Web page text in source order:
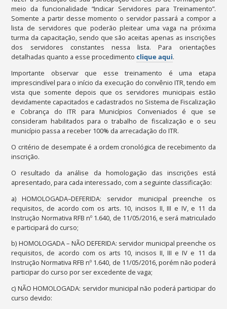
meio da funcionalidade “Indicar Servidores para Treinamento”.
Somente a partir desse momento o servidor passará a compor a
lista de servidores que poderão pleitear uma vaga na próxima
turma da capacitação, sendo que são aceitas apenas as inscrições
dos servidores constantes nessa lista. Para orientações
detalhadas quanto a esse procedimentoclique aqui.
Importante observar que esse treinamento é uma etapa
imprescindível para o início da execução do convênio ITR, tendo em
vista que somente depois que os servidores municipais estão
devidamente capacitados e cadastrados no Sistema de Fiscalização
e Cobrança do ITR para Municípios Conveniados é que se
consideram habilitados para o trabalho de fiscalização e o seu
município passa a receber 100% da arrecadação do ITR.
O critério de desempate é a ordem cronológica de recebimento da
inscrição.
O resultado da análise da homologação das inscrições está
apresentado, para cada interessado, com a seguinte classificação:
a) HOMOLOGADA–DEFERIDA: servidor municipal preenche os
requisitos, de acordo com os arts. 10, incisos II, III e IV, e 11 da
Instrução Normativa RFB nº 1.640, de 11/05/2016, e será matriculado
e participará do curso;
b) HOMOLOGADA – NÃO DEFERIDA: servidor municipal preenche os
requisitos, de acordo com os arts 10, incisos II, III e IV e 11 da
Instrução Normativa RFB nº 1.640, de 11/05/2016, porém não poderá
participar do curso por ser excedente de vaga;
c) NÃO HOMOLOGADA: servidor municipal não poderá participar do
curso devido: